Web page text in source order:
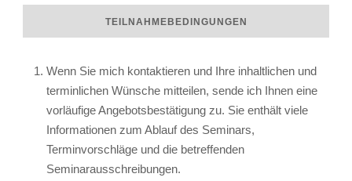
TEILNAHMEBEDINGUNGEN
Wenn Sie mich kontaktieren und Ihre inhaltlichen und
terminlichen Wünsche mitteilen, sende ich Ihnen eine
vorläufige Angebotsbestätigung zu. Sie enthält viele
Informationen zum Ablauf des Seminars,
Terminvorschläge und die betreffenden
Seminarausschreibungen.